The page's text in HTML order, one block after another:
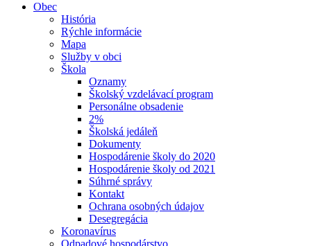
Obec
História
Rýchle informácie
Mapa
Služby v obci
Škola
Oznamy
Školský vzdelávací program
Personálne obsadenie
2%
Školská jedáleň
Dokumenty
Hospodárenie školy do 2020
Hospodárenie školy od 2021
Súhrné správy
Kontakt
Ochrana osobných údajov
Desegregácia
Koronavírus
Odpadové hospodárstvo